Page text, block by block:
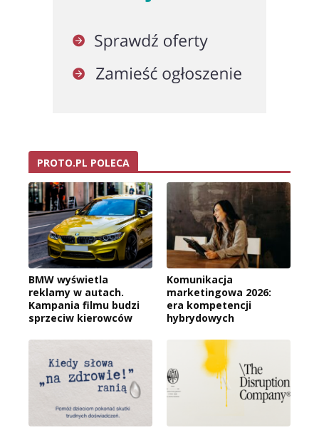
PROTO.PL POLECA
BMW wyświetla
reklamy w autach.
Kampania filmu budzi
sprzeciw kierowców
Komunikacja
marketingowa 2026:
era kompetencji
hybrydowych